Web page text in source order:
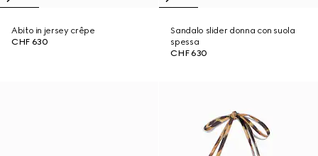
Abito in jersey crêpe
CHF 630
Sandalo slider donna con suola
spessa
CHF 630